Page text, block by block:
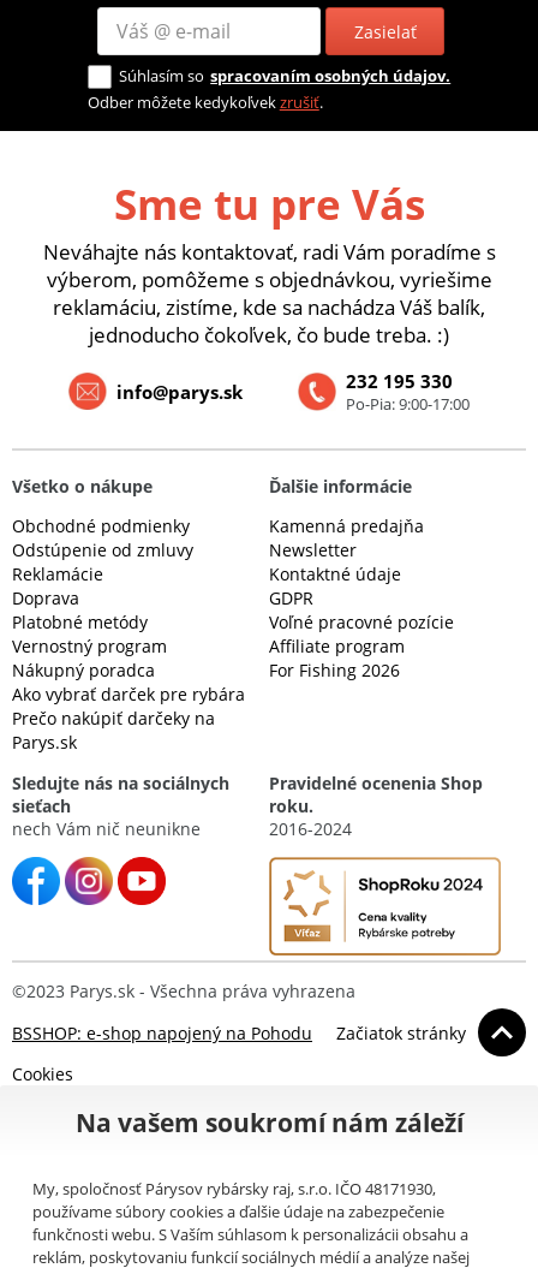
Zasielať
Súhlasím so spracovaním osobných údajov.
Odber môžete kedykoľvekzrušiť.
Sme tu pre Vás
Neváhajte nás kontaktovať, radi Vám poradíme s
výberom, pomôžeme s objednávkou, vyriešime
reklamáciu, zistíme, kde sa nachádza Váš balík,
jednoducho čokoľvek, čo bude treba. :)
232 195 330
Po-Pia: 9:00-17:00
info@parys.sk
Všetko o nákupe
Obchodné podmienky
Odstúpenie od zmluvy
Reklamácie
Doprava
Platobné metódy
Vernostný program
Nákupný poradca
Ako vybrať darček pre rybára
Prečo nakúpiť darčeky na
Parys.sk
Ďalšie informácie
Kamenná predajňa
Newsletter
Kontaktné údaje
GDPR
Voľné pracovné pozície
Affiliate program
For Fishing 2026
Sledujte nás na sociálnych
sieťach
nech Vám nič neunikne
Pravidelné ocenenia Shop
roku.
2016-2024
©2023 Parys.sk - Všechna práva vyhrazena
BSSHOP: e-shop napojený na Pohodu
Začiatok stránky
Cookies
Na vašem soukromí nám záleží
My, spoločnosť Párysov rybársky raj, s.r.o. IČO 48171930,
používame súbory cookies a ďalšie údaje na zabezpečenie
funkčnosti webu. S Vaším súhlasom k personalizácii obsahu a
reklám, poskytovaniu funkcií sociálnych médií a analýze našej